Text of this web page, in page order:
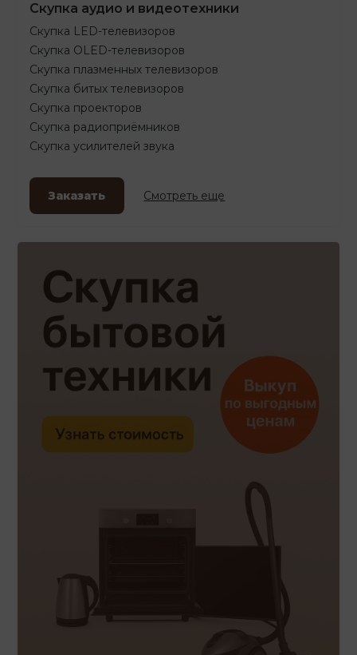
Скупка аудио и видеотехники
Скупка LED-телевизоров
Скупка OLED-телевизоров
Скупка плазменных телевизоров
Скупка битых телевизоров
Скупка проекторов
Скупка радиоприёмников
Скупка усилителей звука
Заказать Смотреть еще